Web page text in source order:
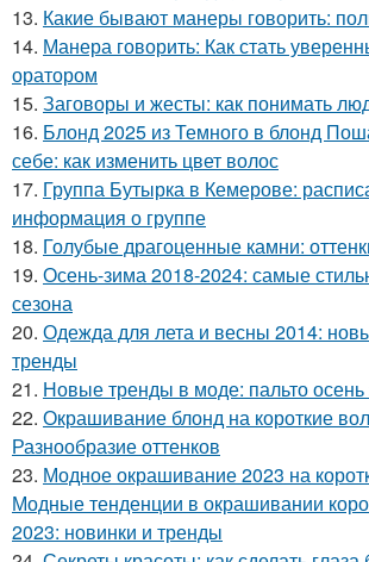
13. Какие бывают манеры говорить:
14. Манера говорить: Как стать
оратором
15. Заговоры и жесты: как понимать
16. Блонд 2025 из Темного в блонд
себе: как изменить цвет волос
17. Группа Бутырка в Кемерове:
информация о группе
18. Голубые драгоценные камни:
19. Осень-зима 2018-2024: самые
сезона
20. Одежда для лета и весны 2014:
тренды
21. Новые тренды в моде: пальто
22. Окрашивание блонд на короткие
Разнообразие оттенков
23. Модное окрашивание 2023 на
Модные тенденции в окрашивании
2023: новинки и тренды